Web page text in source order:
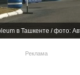
в Ташкенте / фото:
Реклама